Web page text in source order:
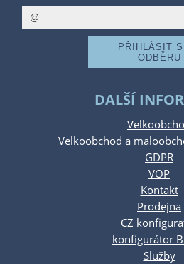
DALŠÍ
Velkoobchod a
GDPR
VOP
Kontakt
Prodejna
CZ
konfigurátor
Služby